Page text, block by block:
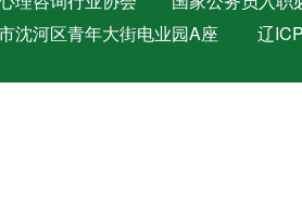
市沈河区青年大街电业园A座 辽